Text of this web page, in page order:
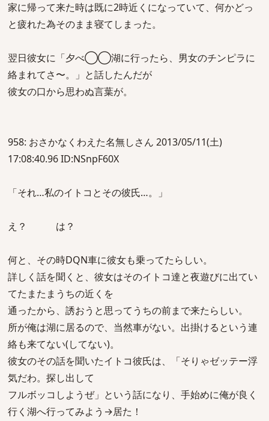
家に帰って来た時は既に2時近くになっていて、何かどっ
と疲れた為そのまま寝てしまった。
翌日彼女に「夕べ◯◯湖に行ったら、男女のチンピラに
絡まれてさ〜。」と話したんだが
彼女の口から思わぬ言葉が。
958: おさかなくわえた名無しさん 2013/05/11(土)
17:08:40.96 ID:NSnpF60X
「それ…私のイトコとその彼氏…。」
え？ は？
何と、その時DQN車に彼女も乗ってたらしい。
詳しく話を聞くと、彼女はそのイトコ達と夜遊びに出てい
てたまたまうちの近くを
通ったから、誘おうと思ってうちの前まで来たらしい。
所が俺は湖に居るので、当然車がない。出掛けるという連
絡も来てない(してない)。
彼女のその話を聞いたイトコ彼氏は、「そりゃゼッテー浮
気だわ。探し出して
フルボッコしようぜ」という話になり、手始めに俺が良く
行く湖へ行ってみよう→居た！